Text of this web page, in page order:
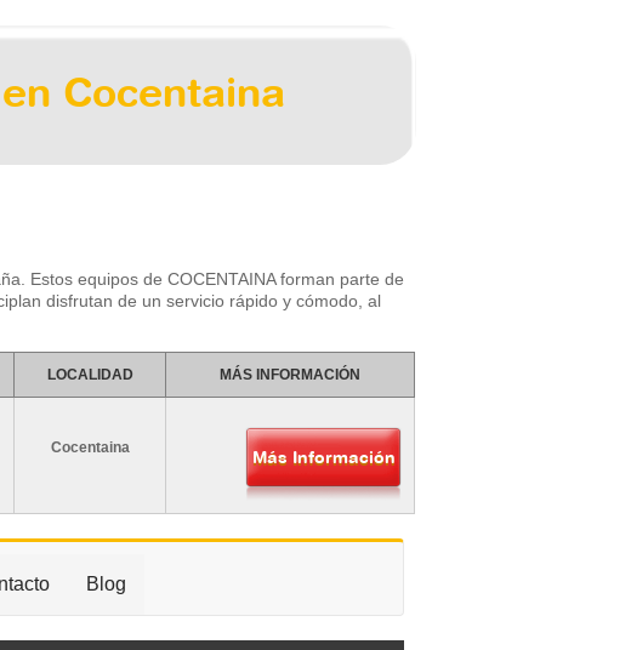
Cocentaina
Estos equipos de COCENTAINA forman parte de
disfrutan de un servicio rápido y cómodo, al
LOCALIDAD MÁS INFORMACIÓN
Cocentaina Más Información
Blog